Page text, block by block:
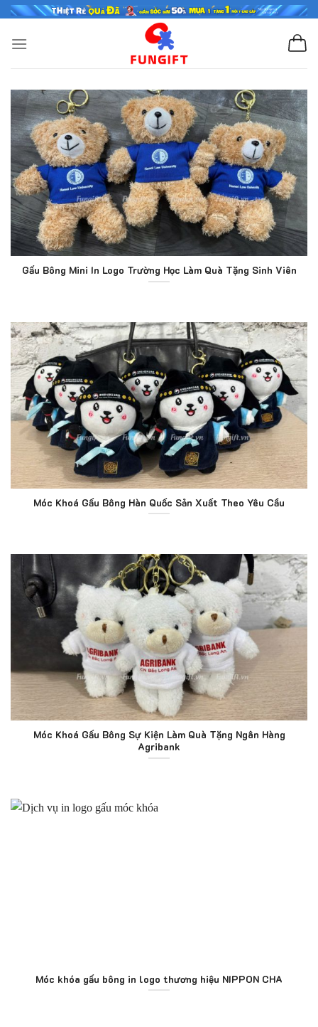
Skip
content
Gấu Bông Mini In Logo Trường Học Làm Quà Tặng Sinh Viên
Móc Khoá Gấu Bông Hàn Quốc Sản Xuất Theo Yêu Cầu
Móc Khoá Gấu Bông Sự Kiện Làm Quà Tặng Ngân Hàng
Agribank
Móc khóa gấu bông in logo thương hiệu NIPPON CHA